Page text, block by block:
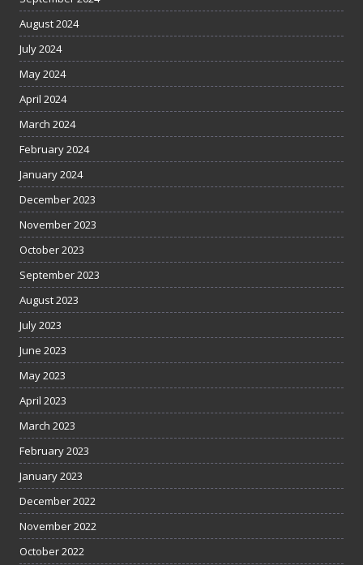
August 2024
July 2024
May 2024
April 2024
March 2024
February 2024
January 2024
December 2023
November 2023
October 2023
September 2023
August 2023
July 2023
June 2023
May 2023
April 2023
March 2023
February 2023
January 2023
December 2022
November 2022
October 2022